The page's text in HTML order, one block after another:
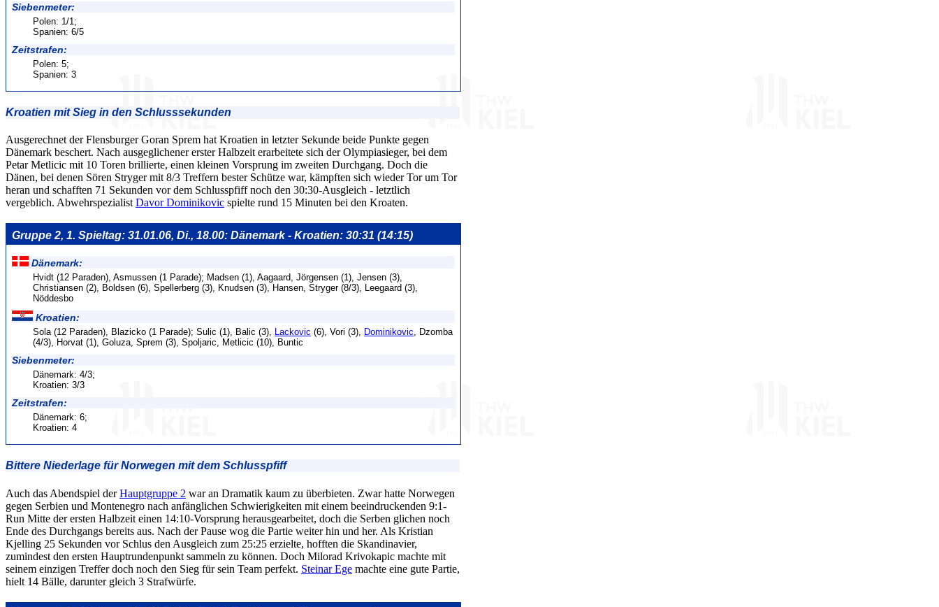
Siebenmeter:
Polen: 1/1;
Spanien: 6/5
Zeitstrafen:
Polen: 5;
Spanien: 3
Kroatien mit Sieg in den Schlusssekunden
Ausgerechnet der Flensburger Goran Sprem hat Kroatien in letzter Sekunde beide Punkte gegen
Dänemark beschert. Nach ausgeglichener erster Halbzeit erarbeitete sich der Olympiasieger, bei dem
Petar Metlicic mit 10 Toren brillierte, einen kleinen Vorsprung im zweiten Durchgang. Doch die
Dänen, bei denen Sören Stryger mit 8/3 Treffern bester Schütze war, kämpften sich wieder Tor um Tor
heran und schafften 71 Sekunden vor dem Schlusspfiff noch den 30:30-Ausgleich - letztlich
vergeblich. Abwehrspezialist Davor Dominikovic spielte rund 15 Minuten bei den Kroaten.
Gruppe 2, 1. Spieltag: 31.01.06, Di., 18.00: Dänemark - Kroatien: 30:31 (14:15)
Dänemark:
Hvidt (12 Paraden), Asmussen (1 Parade); Madsen (1), Aagaard, Jörgensen (1), Jensen (3),
Christiansen (2), Boldsen (6), Spellerberg (3), Knudsen (3), Hansen, Stryger (8/3), Leegaard (3),
Nöddesbo
Kroatien:
Sola (12 Paraden), Blazicko (1 Parade); Sulic (1), Balic (3), Lackovic (6), Vori (3), Dominikovic, Dzomba
(4/3), Horvat (1), Goluza, Sprem (3), Spoljaric, Metlicic (10), Buntic
Siebenmeter:
Dänemark: 4/3;
Kroatien: 3/3
Zeitstrafen:
Dänemark: 6;
Kroatien: 4
Bittere Niederlage für Norwegen mit dem Schlusspfiff
Auch das Abendspiel derHauptgruppe 2 war an Dramatik kaum zu überbieten. Zwar hatte Norwegen
gegen Serbien und Montenegro nach anfänglichen Schwierigkeiten mit einem beeindruckenden 9:1-
Run Mitte der ersten Halbzeit einen 14:10-Vorsprung herausgearbeitet, doch die Serben glichen noch
Ende des Durchgangs bereits aus. Nach der Pause wog die Partie weiter hin und her. Als Kristian
Kjelling 25 Sekunden vor Schlus den Ausgleich zum 25:25 erzielte, hofften die Skandinavier,
zumindest den ersten Hauptrundenpunkt sammeln zu können. Doch Milorad Krivokapic machte mit
seinem einzigen Treffer doch noch den Sieg für sein Team perfekt. Steinar Ege machte eine gute Partie,
hielt 14 Bälle, darunter gleich 3 Strafwürfe.